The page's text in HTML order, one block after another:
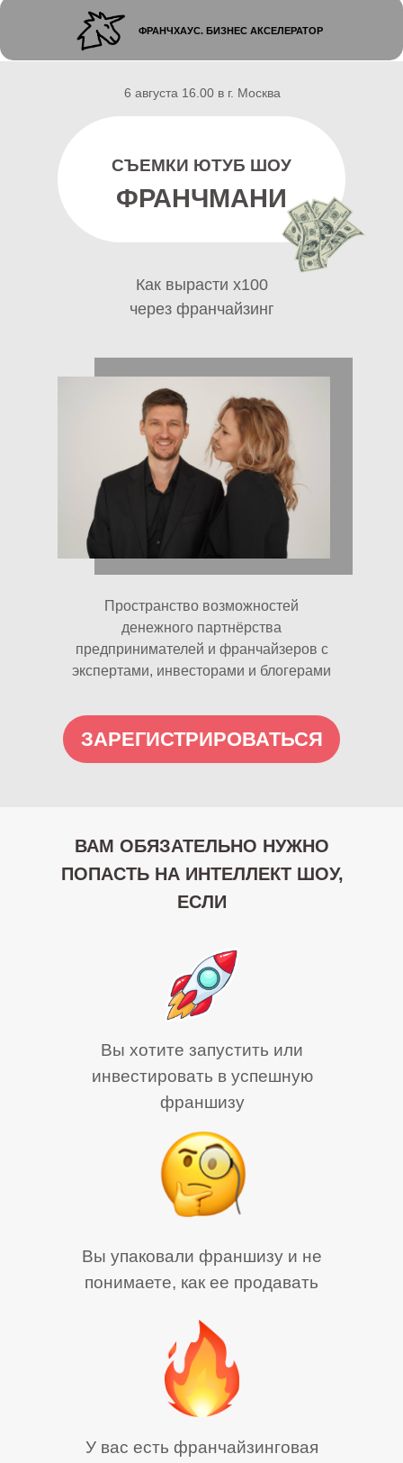
ФРАНЧХАУС. БИЗНЕС АКСЕЛЕРАТОР
ЗАРЕГИСТРИРОВАТЬСЯ
Как вырасти x100
через франчайзинг
ФРАНЧМАНИ
Пространство возможностей
денежного партнёрства
предпринимателей и франчайзеров с
экспертами, инвесторами и блогерами
6 августа 16.00 в г. Москва
СЪЕМКИ ЮТУБ ШОУ
ВАМ ОБЯЗАТЕЛЬНО НУЖНО
ПОПАСТЬ НА ИНТЕЛЛЕКТ ШОУ,
ЕСЛИ
Вы хотите запустить или
инвестировать в успешную
франшизу
Вы упаковали франшизу и не
понимаете, как ее продавать
У вас есть франчайзинговая